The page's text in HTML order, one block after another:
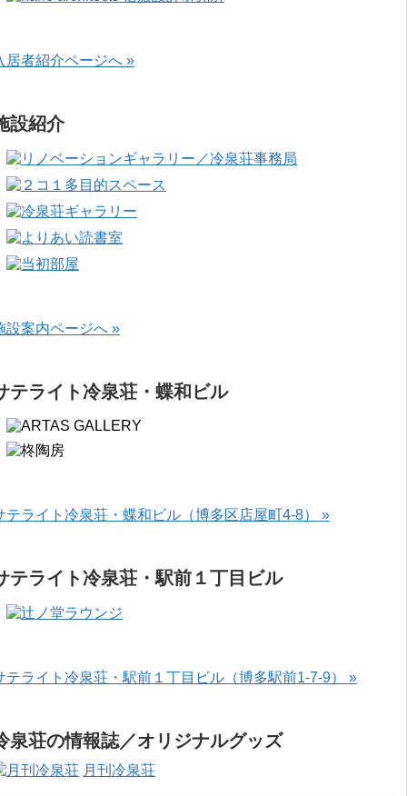
居者紹介ページへ »
設紹介
設案内ページへ »
テライト冷泉荘・蝶和ビル
テライト冷泉荘・蝶和ビル（博多区店屋町4-8） »
テライト冷泉荘・駅前１丁目ビル
テライト冷泉荘・駅前１丁目ビル（博多駅前1-7-9） »
泉荘の情報誌／オリジナルグッズ
月刊冷泉荘